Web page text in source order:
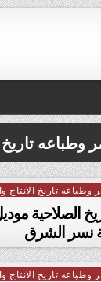
تاريخ
تاريخ الانتاج
نسر الشرق
تاريخ الانتاج